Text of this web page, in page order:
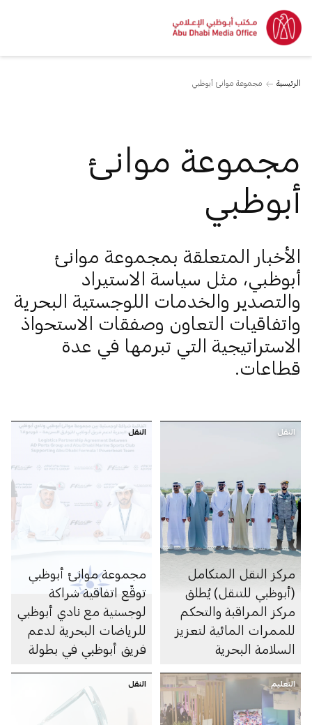
الرئيسية مجموعة موانئ أبوظبي
مجموعة موانئ
أبوظبي
الأخبار المتعلقة بمجموعة موانئ
أبوظبي، مثل سياسة الاستيراد
والتصدير والخدمات اللوجستية البحرية
واتفاقيات التعاون وصفقات الاستحواذ
الاستراتيجية التي تبرمها في عدة
قطاعات.
النقل
مركز النقل المتكامل
(أبوظبي للتنقل) يُطلق
مركز المراقبة والتحكم
للممرات المائية لتعزيز
السلامة البحرية
النقل
مجموعة موانئ أبوظبي
توقّع اتفاقية شراكة
لوجستية مع نادي أبوظبي
للرياضات البحرية لدعم
فريق أبوظبي في بطولة
للزوارق السريعة
التعليم النقل